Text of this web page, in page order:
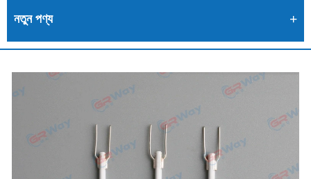
নতুন পণ্য